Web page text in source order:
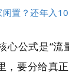
置？还年入
心公式是“流
，要分给真